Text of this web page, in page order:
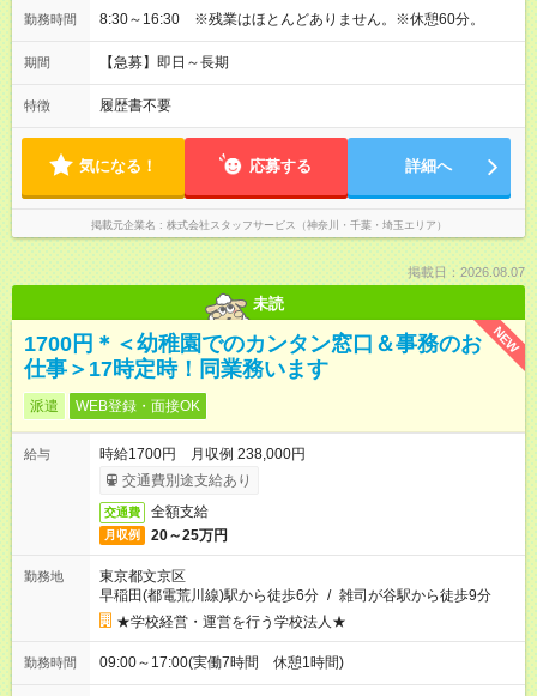
勤務時間 8:30～16:30 ※残業はほとんどありません。※休憩60分。
期間 【急募】即日～長期
特徴 履歴書不要
気になる！ 応募する 詳細へ
掲載元企業名 株式会社スタッフサービス（神奈川・千葉・埼玉エリア）
掲載日：2026.08.07
未読
NEW
1700円＊＜幼稚園でのカンタン窓口＆事務のお
仕事＞17時定時！同業務います
派遣 WEB登録・面接OK
給与
時給1700円 月収例 238,000円
交通費別途支給あり
交通費 全額支給
月収例 20～25万円
勤務地
東京都文京区
早稲田(都電荒川線)駅から徒歩6分 / 雑司が谷駅から徒歩9分
★学校経営・運営を行う学校法人★
勤務時間 09:00～17:00(実働7時間 休憩1時間)